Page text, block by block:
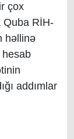
çox
RİH-
həllinə
addımlar